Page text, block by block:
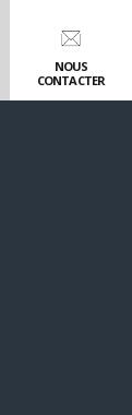
NOUS
CONTACTER